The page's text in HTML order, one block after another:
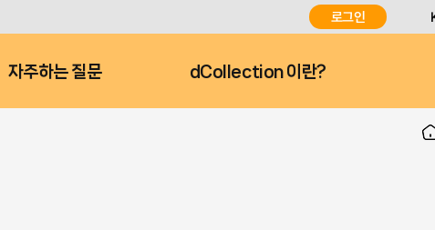
로그인
자주하는 질문 dCollection 이란?